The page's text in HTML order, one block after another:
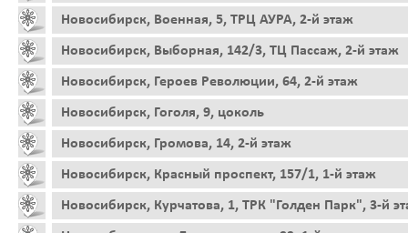
Новосибирск, Военная, 5, ТРЦ АУРА, 2-й этаж
Новосибирск, Выборная, 142/3, ТЦ Пассаж, 2-й этаж
Новосибирск, Героев Революции, 64, 2-й этаж
Новосибирск, Гоголя, 9, цоколь
Новосибирск, Громова, 14, 2-й этаж
Новосибирск, Красный проспект, 157/1, 1-й этаж
Новосибирск, Курчатова, 1, ТРК "Голден Парк", 3-й